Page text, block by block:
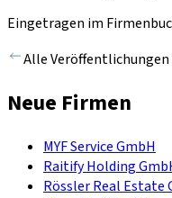
Eingetragen im
Alle
Neue Firmen
MYF Service GmbH
Raitify Holding
Rössler Real Estate